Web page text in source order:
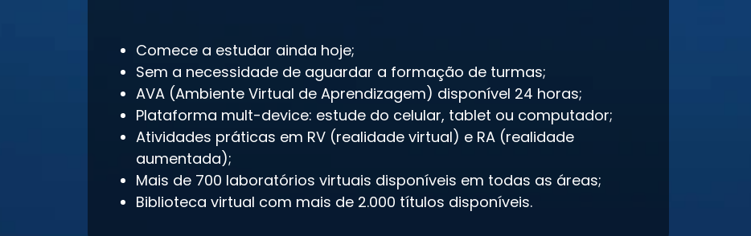
Comece a estudar ainda hoje;
Sem a necessidade de aguardar a formação de turmas;
AVA (Ambiente Virtual de Aprendizagem) disponível 24 horas;
Plataforma mult-device: estude do celular, tablet ou computador;
Atividades práticas em RV (realidade virtual) e RA (realidade
aumentada);
Mais de 700 laboratórios virtuais disponíveis em todas as áreas;
Biblioteca virtual com mais de 2.000 títulos disponíveis.